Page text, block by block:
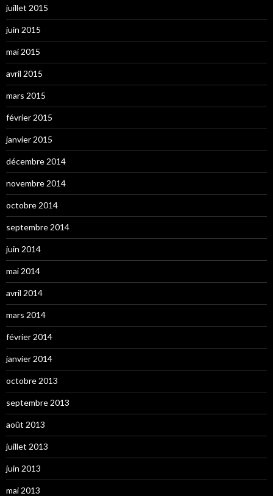
juillet 2015
juin 2015
mai 2015
avril 2015
mars 2015
février 2015
janvier 2015
décembre 2014
novembre 2014
octobre 2014
septembre 2014
juin 2014
mai 2014
avril 2014
mars 2014
février 2014
janvier 2014
octobre 2013
septembre 2013
août 2013
juillet 2013
juin 2013
mai 2013